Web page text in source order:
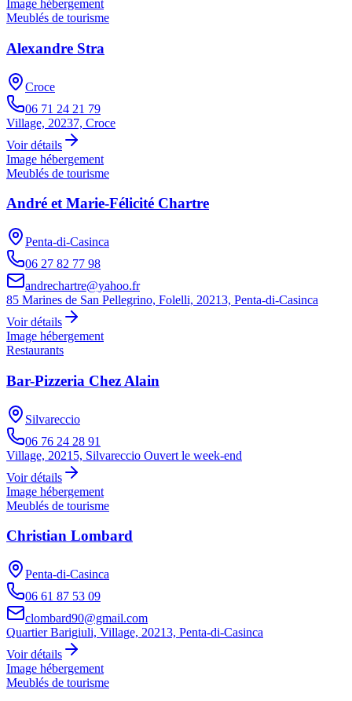
Image hébergement
Meublés de tourisme
Alexandre Stra
Croce
06 71 24 21 79
Village, 20237, Croce
Voir détails
Image hébergement
Meublés de tourisme
André et Marie-Félicité Chartre
Penta-di-Casinca
06 27 82 77 98
andrechartre@yahoo.fr
85 Marines de San Pellegrino, Folelli, 20213, Penta-di-Casinca
Voir détails
Image hébergement
Restaurants
Bar-Pizzeria Chez Alain
Silvareccio
06 76 24 28 91
Village, 20215, Silvareccio Ouvert le week-end
Voir détails
Image hébergement
Meublés de tourisme
Christian Lombard
Penta-di-Casinca
06 61 87 53 09
clombard90@gmail.com
Quartier Barigiuli, Village, 20213, Penta-di-Casinca
Voir détails
Image hébergement
Meublés de tourisme